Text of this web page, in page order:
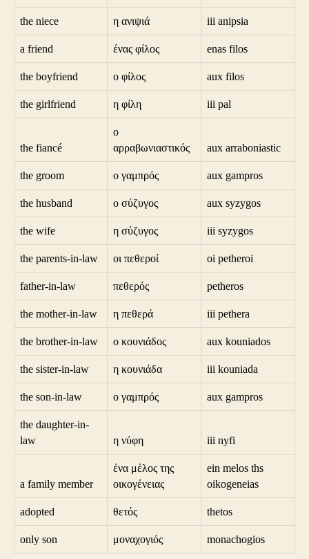
the niece η ανιψιά iii anipsia
a friend ένας φίλος enas filos
the boyfriend ο φίλος aux filos
the girlfriend η φίλη iii pal
the fiancé
ο
αρραβωνιαστικός
aux arraboniastic
the groom ο γαμπρός aux gampros
the husband ο σύζυγος aux syzygos
the wife η σύζυγος iii syzygos
the parents-in-law οι πεθεροί oi petheroi
father-in-law πεθερός petheros
the mother-in-law η πεθερά iii pethera
the brother-in-law ο κουνιάδος aux kouniados
the sister-in-law η κουνιάδα iii kouniada
the son-in-law ο γαμπρός aux gampros
the daughter-in-
law
η νύφη iii nyfi
a family member
ένα μέλος της
οικογένειας
ein melos ths
oikogeneias
adopted θετός thetos
only son μοναχογιός monachogios